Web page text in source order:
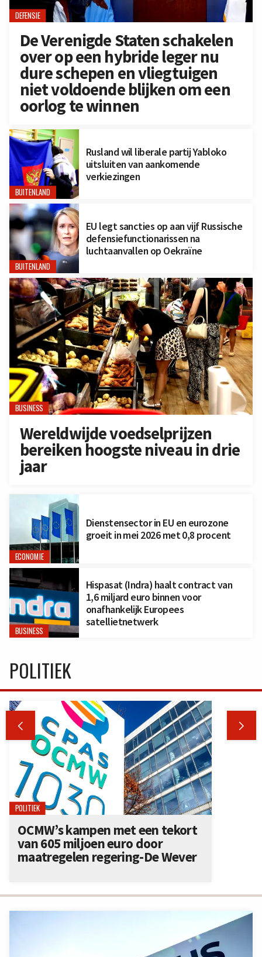
DEFENSIE
De Verenigde Staten schakelen
over op een hybride leger nu
dure schepen en vliegtuigen
niet voldoende blijken om een
oorlog te winnen
BUITENLAND
Rusland wil liberale partij Yabloko
uitsluiten van aankomende
verkiezingen
BUITENLAND
EU legt sancties op aan vijf Russische
defensiefunctionarissen na
luchtaanvallen op Oekraïne
BUSINESS
Wereldwijde voedselprijzen
bereiken hoogste niveau in drie
jaar
ECONOMIE
Dienstensector in EU en eurozone
groeit in mei 2026 met 0,8 procent
BUSINESS
Hispasat (Indra) haalt contract van
1,6 miljard euro binnen voor
onafhankelijk Europees
satellietnetwerk
POLITIEK
 
POLITIEK
OCMW’s kampen met een tekort
van 605 miljoen euro door
maatregelen regering-De Wever